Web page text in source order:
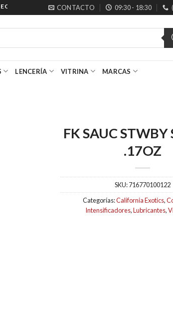
ESPECIALES PARA MAYORISTAS
CONTACTO 09:30 - 18:30
LENCERÍA VITRINA MARCAS
FK SAUC STWBY
.17OZ
SKU:716770100122
Categorías:California Exotics,
Intensificadores,Lubricantes,